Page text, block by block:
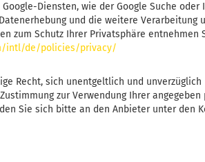
Diensten, wie der Google Suche
und die weitere
zum Schutz Ihrer Privatsphäre entnehmen
intl/de/policies/privacy/
Recht, sich unentgeltlich und
zur Verwendung Ihrer
Sie sich bitte an den Anbieter unter den